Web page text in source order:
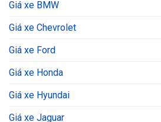
Giá xe BMW
Giá xe Chevrolet
Giá xe Ford
Giá xe Honda
Giá xe Hyundai
Giá xe Jaguar